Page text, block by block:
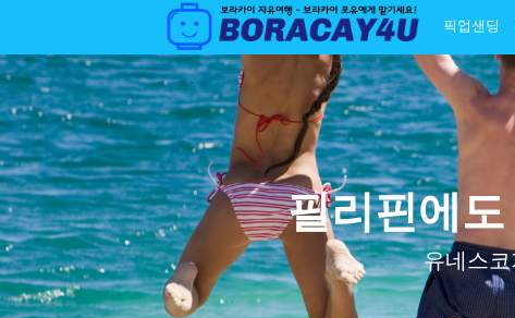
픽업샌딩
필리핀에
유네스